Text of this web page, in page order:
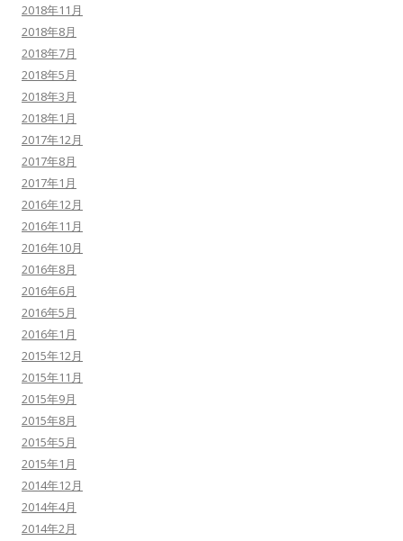
2018年11月
2018年8月
2018年7月
2018年5月
2018年3月
2018年1月
2017年12月
2017年8月
2017年1月
2016年12月
2016年11月
2016年10月
2016年8月
2016年6月
2016年5月
2016年1月
2015年12月
2015年11月
2015年9月
2015年8月
2015年5月
2015年1月
2014年12月
2014年4月
2014年2月